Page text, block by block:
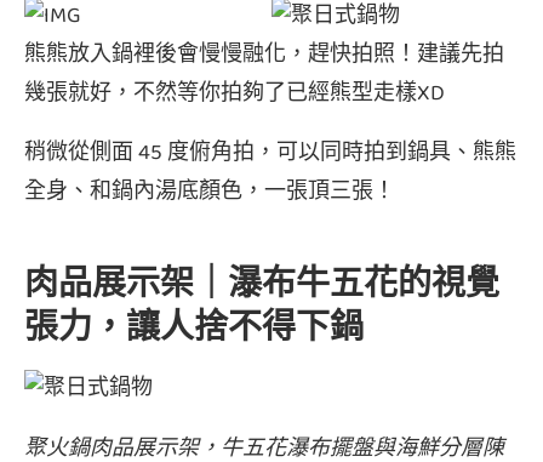
熊熊放入鍋裡後會慢慢融化，趕快拍照！建議先拍
幾張就好，不然等你拍夠了已經熊型走樣XD
稍微從側面 45 度俯角拍，可以同時拍到鍋具、熊熊
全身、和鍋內湯底顏色，一張頂三張！
肉品展示架｜瀑布牛五花的視覺
張力，讓人捨不得下鍋
聚火鍋肉品展示架，牛五花瀑布擺盤與海鮮分層陳